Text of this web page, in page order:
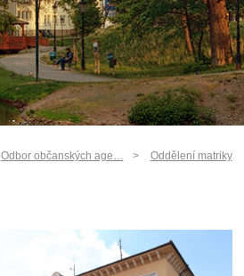
Odbor občanských age… Oddělení matriky